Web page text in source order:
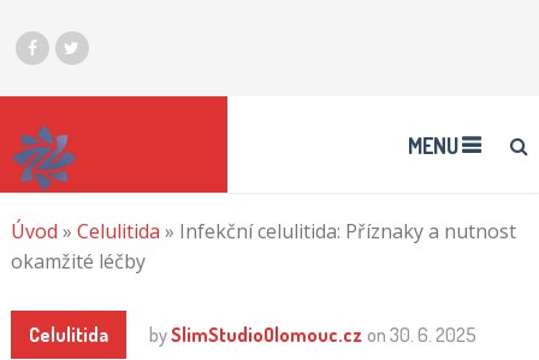
MENU
Úvod » Celulitida » Infekční celulitida: Příznaky a nutnost
okamžité léčby
Celulitida bySlimStudioOlomouc.cz on 30. 6. 2025